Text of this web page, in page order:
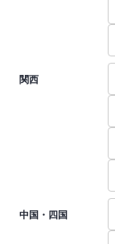
関西
中国・四国